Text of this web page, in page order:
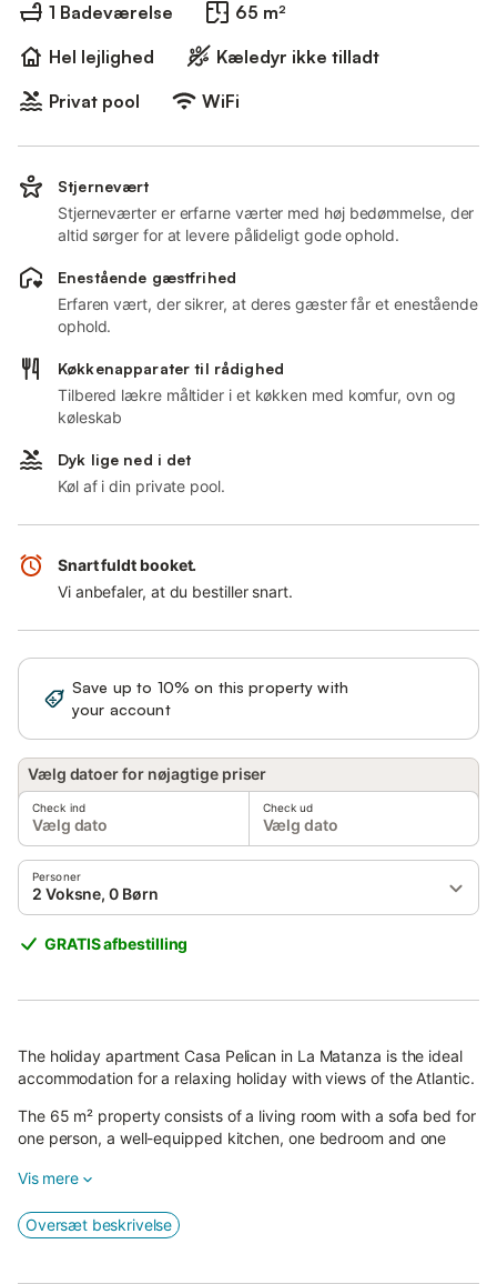
1 Badeværelse
65 m²
Hel lejlighed
Kæledyr ikke tilladt
Privat pool
WiFi
Stjernevært
Stjerneværter er erfarne værter med høj bedømmelse, der
altid sørger for at levere pålideligt gode ophold.
Enestående gæstfrihed
Erfaren vært, der sikrer, at deres gæster får et enestående
ophold.
Køkkenapparater til rådighed
Tilbered lækre måltider i et køkken med komfur, ovn og
køleskab
Dyk lige ned i det
Køl af i din private pool.
Snart fuldt booket.
Vi anbefaler, at du bestiller snart.
Save up to 10% on this property with
your account
Vælg datoer for nøjagtige priser
Check ind
Vælg dato
Check ud
Vælg dato
Personer
2 Voksne, 0 Børn
GRATIS afbestilling
The holiday apartment Casa Pelican in La Matanza is the ideal
accommodation for a relaxing holiday with views of the Atlantic.
The 65 m² property consists of a living room with a sofa bed for
one person, a well-equipped kitchen, one bedroom and one
calls) with a dedicated home office workspace, TV and washing
machine.
Vis mere
Oversæt beskrivelse